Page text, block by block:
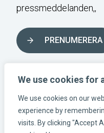
We use cookies for
We use cookies on our
experience by
visits. By clicking "Accept
pressmeddelanden,,
PRENUMERERA
FÖLJ OSS I
Instagram-länk
Linkedin-länk
Facebook-